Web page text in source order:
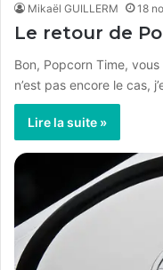
Mikaël GUILLERM 18
Le retour de
Bon, Popcorn Time,
n’est pas encore le cas,
Lire la suite »